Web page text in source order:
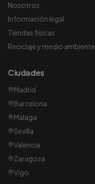
Nosotros
Información legal
Tiendas físicas
Reciclaje y medio ambiente
Ciudades
Madrid
Barcelona
Málaga
Sevilla
Valencia
Zaragoza
Vigo